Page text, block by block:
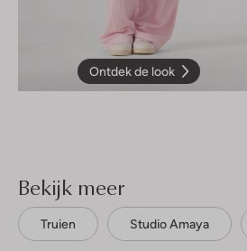
Ontdek de look
Bekijk meer
Truien Studio Amaya